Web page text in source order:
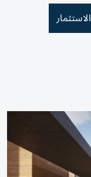
الاستثمار